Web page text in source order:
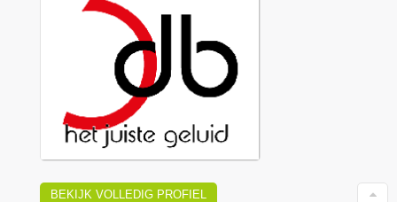
BEKIJK VOLLEDIG PROFIEL